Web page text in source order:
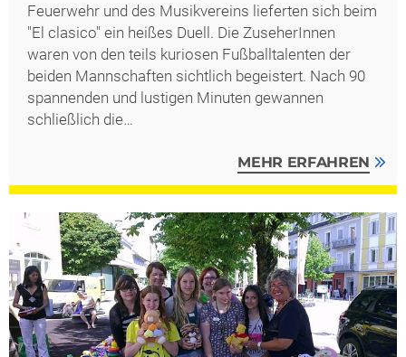
Feuerwehr und des Musikvereins lieferten sich beim
"El clasico" ein heißes Duell. Die ZuseherInnen
waren von den teils kuriosen Fußballtalenten der
beiden Mannschaften sichtlich begeistert. Nach 90
spannenden und lustigen Minuten gewannen
schließlich die…
MEHR ERFAHREN